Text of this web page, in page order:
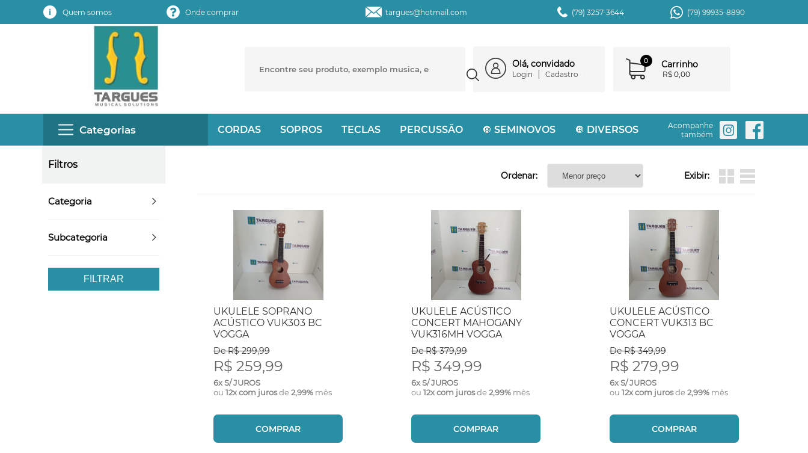
Quem somos Onde comprar targues@hotmail.com (79) 3257-3644 (79) 99935-8890
Olá, convidado
Login Cadastro
0 Carrinho
R$ 0,00
Categorias CORDAS SOPROS TECLAS PERCUSSÃO 🔘 SEMINOVOS 🔘 DIVERSOS
Acompanhe
também
Filtros
Categoria
Subcategoria
FILTRAR
Ordenar: Exibir:
UKULELE SOPRANO
ACÚSTICO VUK303 BC
VOGGA
De R$ 299,99
R$ 259,99
6x S/ JUROS
ou 12x com jurosde2,99% mês
COMPRAR
UKULELE ACÚSTICO
CONCERT MAHOGANY
VUK316MH VOGGA
De R$ 379,99
R$ 349,99
6x S/ JUROS
ou12x com jurosde2,99% mês
COMPRAR
UKULELE ACÚSTICO
CONCERT VUK313 BC
VOGGA
De R$ 349,99
R$ 279,99
6x S/ JUROS
ou 12x com jurosde2,99%mês
COMPRAR